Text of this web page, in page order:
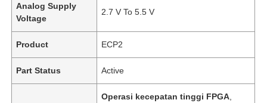
Analog Supply
Voltage
2.7 V To 5.5 V
Product ECP2
Part Status Active
Operasi kecepatan tinggi FPGA